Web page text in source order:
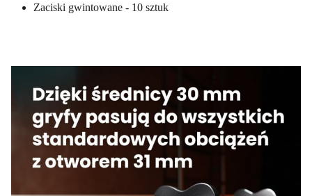
Zaciski gwintowane - 10 sztuk